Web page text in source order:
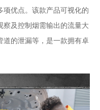
优点。该款产品可视化的
及控制烟需输出的流量大
的泄漏等，是一款拥有卓